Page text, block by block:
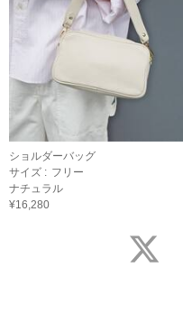
ショルダーバッグ
サイズ : フリー
ナチュラル
¥16,280